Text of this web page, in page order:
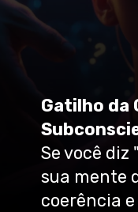
Gatilho da
Se você diz
sua mente
coerência